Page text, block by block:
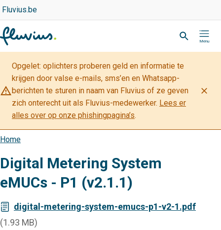
Overslaan
en
naar
de
inhoud
gaan
Top
navigation
Partner
Fluvius.be
Zoeken
warning_amber
Opgelet: oplichters proberen geld en informatie te
krijgen door valse e-mails, sms’en en Whatsapp-
berichten te sturen in naam van Fluvius of ze geven
zich onterecht uit als Fluvius-medewerker. Lees er
alles over op onze phishingpagina’s.
close
Kruimelpad
Home
Digital Metering System
eMUCs - P1 (v2.1.1)
digital-metering-system-emucs-p1-v2-1.pdf
(1.93 MB)